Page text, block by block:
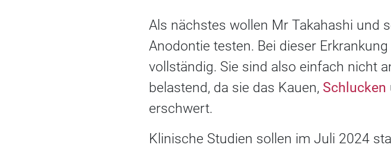
Als nächstes wollen Mr Takahashi und
Anodontie testen. Bei dieser
vollständig. Sie sind also einfach nicht
belastend, da sie das Kauen, Schlucken
erschwert.
Klinische Studien sollen im Juli 2024